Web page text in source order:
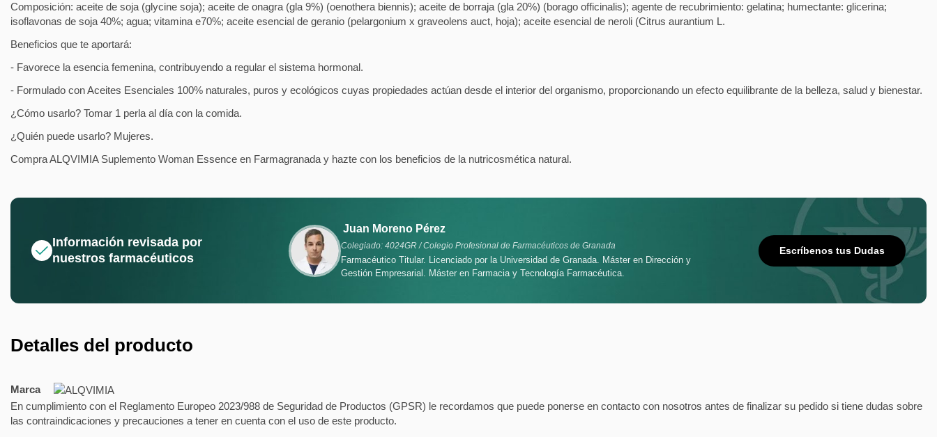
Composición: aceite de soja (glycine soja); aceite de onagra (gla 9%) (oenothera biennis); aceite de borraja (gla 20%) (borago officinalis); agente de recubrimiento: gelatina; humectante: glicerina;
isoflavonas de soja 40%; agua; vitamina e70%; aceite esencial de geranio (pelargonium x graveolens auct, hoja); aceite esencial de neroli (Citrus aurantium L.
Beneficios que te aportará:
- Favorece la esencia femenina, contribuyendo a regular el sistema hormonal.
- Formulado con Aceites Esenciales 100% naturales, puros y ecológicos cuyas propiedades actúan desde el interior del organismo, proporcionando un efecto equilibrante de la belleza, salud y bienestar.
¿Cómo usarlo? Tomar 1 perla al día con la comida.
¿Quién puede usarlo? Mujeres.
Compra ALQVIMIA Suplemento Woman Essence en Farmagranada y hazte con los beneficios de la nutricosmética natural.
Información revisada por
nuestros farmacéuticos
Juan Moreno Pérez
Colegiado: 4024GR / Colegio Profesional de Farmacéuticos de Granada
Farmacéutico Titular. Licenciado por la Universidad de Granada. Máster en Dirección y
Gestión Empresarial. Máster en Farmacia y Tecnología Farmacéutica.
Escríbenos tus Dudas
Detalles del producto
Marca
En cumplimiento con el Reglamento Europeo 2023/988 de Seguridad de Productos (GPSR) le recordamos que puede ponerse en contacto con nosotros antes de finalizar su pedido si tiene dudas sobre
las contraindicaciones y precauciones a tener en cuenta con el uso de este producto.